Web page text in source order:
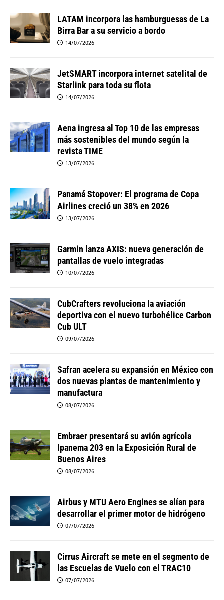
LATAM incorpora las hamburguesas de La
Birra Bar a su servicio a bordo
14/07/2026
JetSMART incorpora internet satelital de
Starlink para toda su flota
14/07/2026
Aena ingresa al Top 10 de las empresas
más sostenibles del mundo según la
revista TIME
13/07/2026
Panamá Stopover: El programa de Copa
Airlines creció un 38% en 2026
13/07/2026
Garmin lanza AXIS: nueva generación de
pantallas de vuelo integradas
10/07/2026
CubCrafters revoluciona la aviación
deportiva con el nuevo turbohélice Carbon
Cub ULT
09/07/2026
Safran acelera su expansión en México con
dos nuevas plantas de mantenimiento y
manufactura
08/07/2026
Embraer presentará su avión agrícola
Ipanema 203 en la Exposición Rural de
Buenos Aires
08/07/2026
Airbus y MTU Aero Engines se alían para
desarrollar el primer motor de hidrógeno
07/07/2026
Cirrus Aircraft se mete en el segmento de
las Escuelas de Vuelo con el TRAC10
07/07/2026